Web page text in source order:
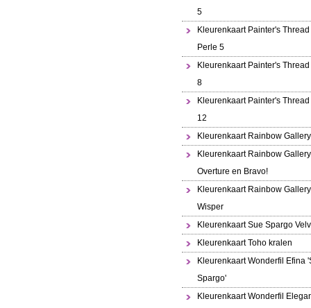
5
Kleurenkaart Painter's
Perle 5
Kleurenkaart Painter's
8
Kleurenkaart Painter's
12
Kleurenkaart Rainbow Gallery
Kleurenkaart Rainbow Gallery
Overture en Bravo!
Kleurenkaart Rainbow Gallery
Wisper
Kleurenkaart Sue Spargo
Kleurenkaart Toho kralen
Kleurenkaart Wonderfil Efina
Spargo'
Kleurenkaart Wonderfil